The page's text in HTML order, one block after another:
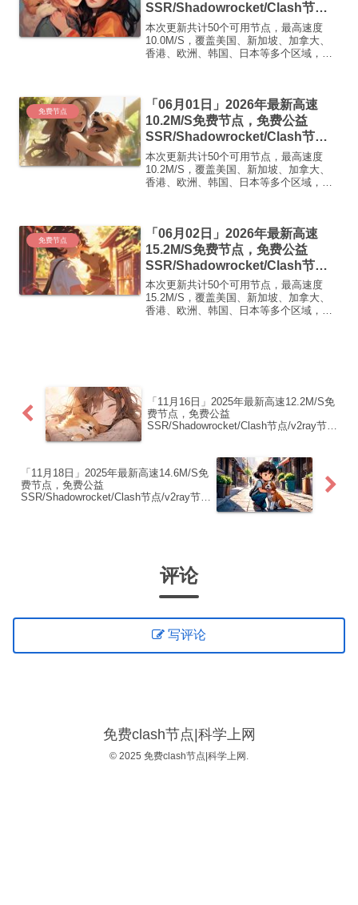
SSR/Shadowrocket/Clash节
点/v2ray节点|免费订阅|免费梯子|
免费机场
本次更新共计50个可用节点，最高速度
10.0M/S，覆盖美国、新加坡、加拿大、
香港、欧洲、韩国、日本等多个区域，复
FR666)...
免费节点
「06月01日」2026年最新高速
10.2M/S免费节点，免费公益
SSR/Shadowrocket/Clash节
点/v2ray节点|免费订阅|免费梯子|
免费机场
本次更新共计50个可用节点，最高速度
10.2M/S，覆盖美国、新加坡、加拿大、
香港、欧洲、韩国、日本等多个区域，复
FR666)...
免费节点
「06月02日」2026年最新高速
15.2M/S免费节点，免费公益
SSR/Shadowrocket/Clash节
点/v2ray节点|免费订阅|免费梯子|
免费机场
本次更新共计50个可用节点，最高速度
15.2M/S，覆盖美国、新加坡、加拿大、
香港、欧洲、韩国、日本等多个区域，复
「11月16日」2025年最新高速12.2M/S免
费节点，免费公益
SSR/Shadowrocket/Clash节点/v2ray节
「11月18日」2025年最新高速14.6M/S免
费节点，免费公益
SSR/Shadowrocket/Clash节点/v2ray节
评论
写评论
免费clash节点|科学上网
© 2025 免费clash节点|科学上网.